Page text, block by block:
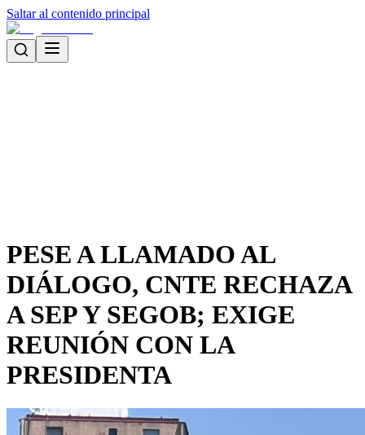
Saltar al contenido principal
PESE A LLAMADO AL
DIÁLOGO, CNTE RECHAZA
A SEP Y SEGOB; EXIGE
REUNIÓN CON LA
PRESIDENTA